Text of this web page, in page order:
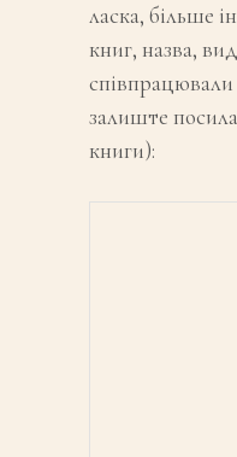
ласка, більше
книг, назва,
залиште
книги):